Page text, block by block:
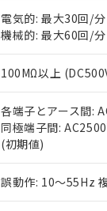
電気的: 最大30回/分
機械的: 最大60回/分
100MΩ以上
各端子とアース間:
同極端子間:
(初期値)
誤動作: 10～55Hz
いる法人を
EU RoHS指令（
51物質の非含有
※本証明書は発
また、RoHS指
混在することか
既に当社にて対
り割愛しており